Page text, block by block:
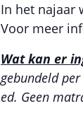
In het najaar
Voor meer
Wat kan er
gebundeld
ed. Geen